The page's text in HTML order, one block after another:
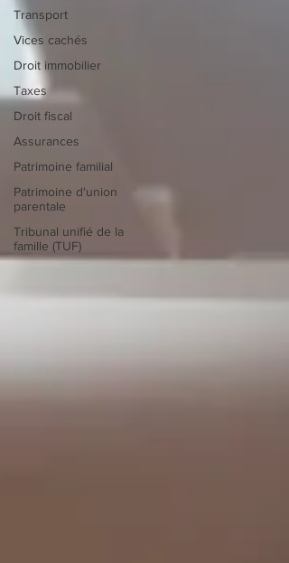
Transport
Vices cachés
Droit immobilier
Taxes
Droit fiscal
Assurances
Patrimoine familial
Patrimoine d'union
parentale
Tribunal unifié de la
famille (TUF)